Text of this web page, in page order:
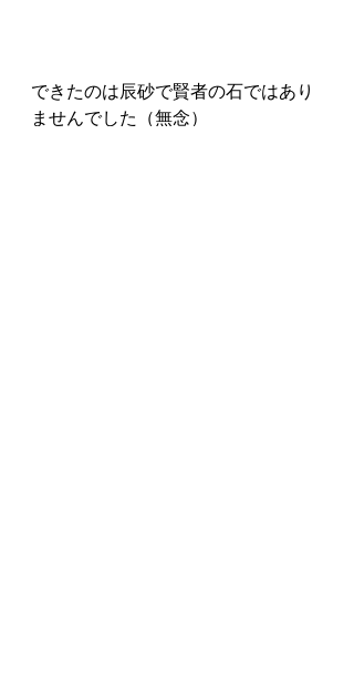
できたのは辰砂で賢者の石ではあり
ませんでした（無念）